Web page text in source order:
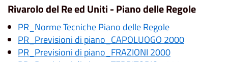
Rivarolo del Re ed Uniti - Piano delle Regole
PR_Norme Tecniche Piano delle Regole
PR_Previsioni di piano_CAPOLUOGO 2000
PR_Previsioni di piano_FRAZIONI 2000